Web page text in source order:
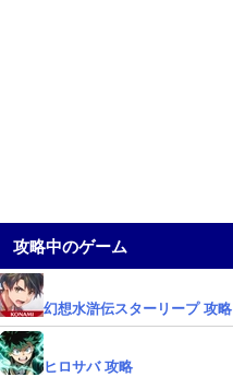
攻略中のゲーム
幻想水滸伝スターリープ 攻略
ヒロサバ 攻略